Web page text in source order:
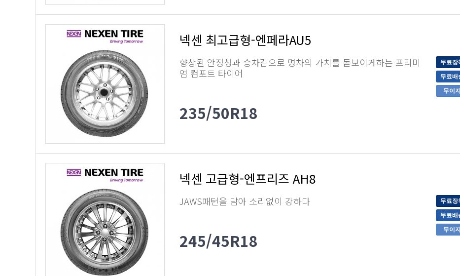
넥센 최고급형-엔페라AU5
향상된 안정성과 승차감으로 명차의 가치를 돋보이게하는 프리미
엄 컴포트 타이어
235/50R18
무료장
무료배
무이
넥센 고급형-엔프리즈 AH8
JAWS패턴을 담아 소리없이 강하다
245/45R18
무료장
무료배
무이